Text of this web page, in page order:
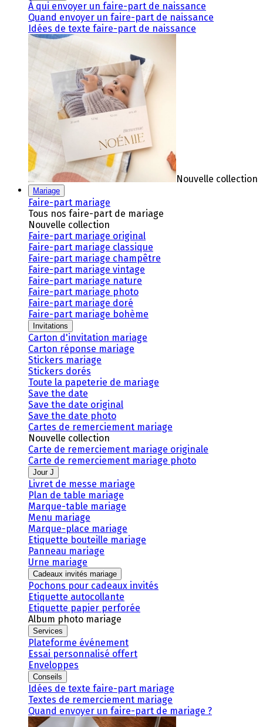
À qui envoyer un faire-part de naissance
Quand envoyer un faire-part de naissance
Idées de texte faire-part de naissance
Nouvelle collection
Mariage
Faire-part mariage
Tous nos faire-part de mariage
Nouvelle collection
Faire-part mariage original
Faire-part mariage classique
Faire-part mariage champêtre
Faire-part mariage vintage
Faire-part mariage nature
Faire-part mariage photo
Faire-part mariage doré
Faire-part mariage bohème
Invitations
Carton d'invitation mariage
Carton réponse mariage
Stickers mariage
Stickers dorés
Toute la papeterie de mariage
Save the date
Save the date original
Save the date photo
Cartes de remerciement mariage
Nouvelle collection
Carte de remerciement mariage originale
Carte de remerciement mariage photo
Jour J
Livret de messe mariage
Plan de table mariage
Marque-table mariage
Menu mariage
Marque-place mariage
Etiquette bouteille mariage
Panneau mariage
Urne mariage
Cadeaux invités mariage
Pochons pour cadeaux invités
Etiquette autocollante
Etiquette papier perforée
Album photo mariage
Services
Plateforme événement
Essai personnalisé offert
Enveloppes
Conseils
Idées de texte faire-part mariage
Textes de remerciement mariage
Quand envoyer un faire-part de mariage ?